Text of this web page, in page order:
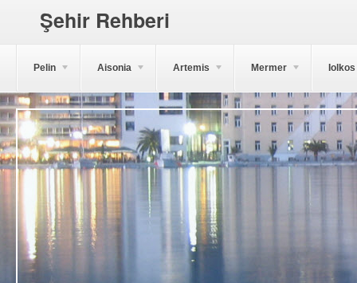
Şehir Rehberi
Pelin Aisonia Artemis Mermer Iolkos